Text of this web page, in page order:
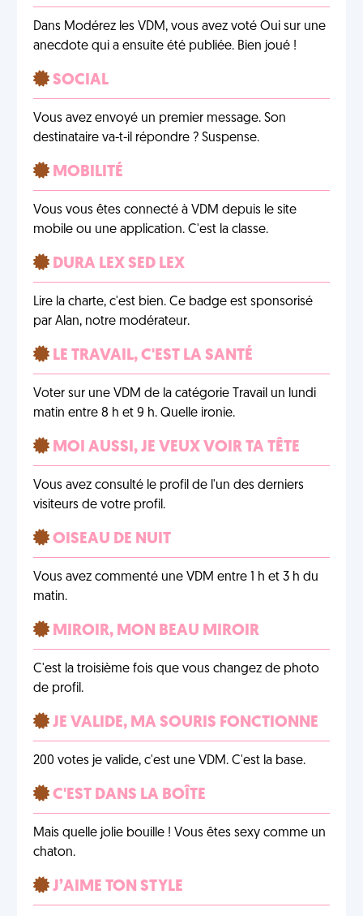
Dans Modérez les VDM, vous avez voté Oui sur une
anecdote qui a ensuite été publiée. Bien joué !
SOCIAL
Vous avez envoyé un premier message. Son
destinataire va-t-il répondre ? Suspense.
MOBILITÉ
Vous vous êtes connecté à VDM depuis le site
mobile ou une application. C'est la classe.
DURA LEX SED LEX
Lire la charte, c'est bien. Ce badge est sponsorisé
par Alan, notre modérateur.
LE TRAVAIL, C'EST LA SANTÉ
Voter sur une VDM de la catégorie Travail un lundi
matin entre 8 h et 9 h. Quelle ironie.
MOI AUSSI, JE VEUX VOIR TA TÊTE
Vous avez consulté le profil de l'un des derniers
visiteurs de votre profil.
OISEAU DE NUIT
Vous avez commenté une VDM entre 1 h et 3 h du
matin.
MIROIR, MON BEAU MIROIR
C'est la troisième fois que vous changez de photo
de profil.
JE VALIDE, MA SOURIS FONCTIONNE
200 votes je valide, c'est une VDM. C'est la base.
C'EST DANS LA BOÎTE
Mais quelle jolie bouille ! Vous êtes sexy comme un
chaton.
J’AIME TON STYLE